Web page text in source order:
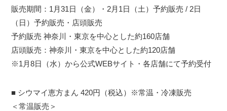
販売期間：1月31日（金）・2月1日（土）予約販売 / 2日
（日）予約販売・店頭販売
予約販売 神奈川・東京を中心とした約160店舗
店頭販売：神奈川・東京を中心とした約120店舗
※1月8日（水）から公式WEBサイト・各店舗にて予約受付
■ シウマイ恵方まん 420円（税込）※常温・冷凍販売
＜常温販売＞